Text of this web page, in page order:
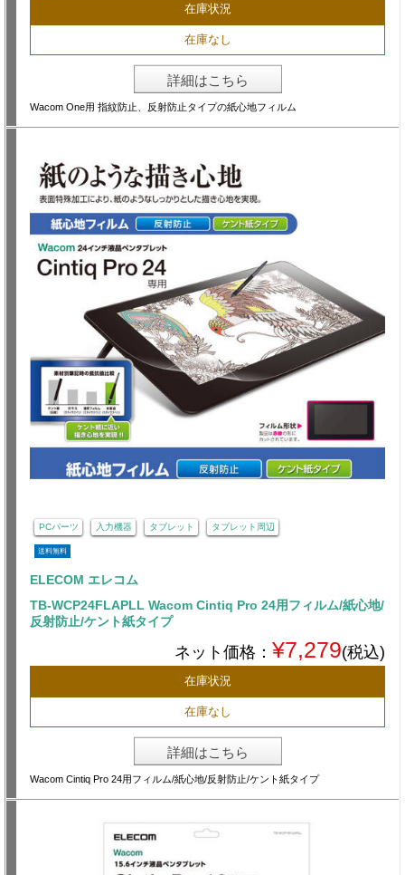
在庫状況
在庫なし
詳細はこちら
Wacom One用 指紋防止、反射防止タイプの紙心地フィルム
PCパーツ 入力機器 タブレット タブレット周辺
送料無料
ELECOM エレコム
TB-WCP24FLAPLL Wacom Cintiq Pro 24用フィルム/紙心地/
反射防止/ケント紙タイプ
ネット価格： ¥7,279(税込)
在庫状況
在庫なし
詳細はこちら
Wacom Cintiq Pro 24用フィルム/紙心地/反射防止/ケント紙タイプ